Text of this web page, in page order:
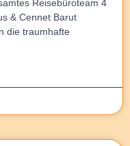
Reisebüroteam 4
& Cennet Barut
die traumhafte